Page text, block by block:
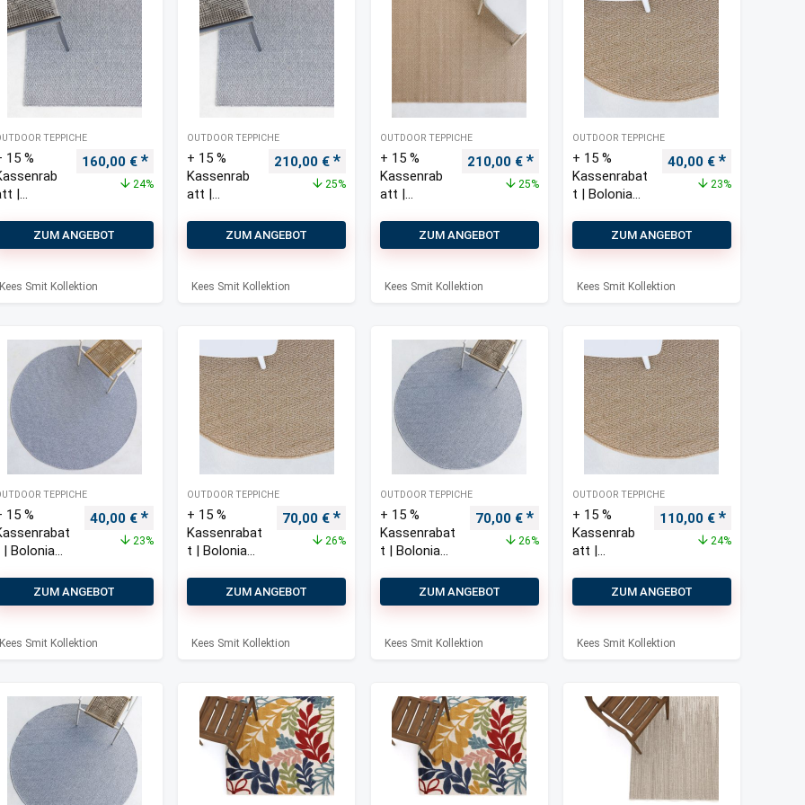
TEPPICHE
15 %
|
Ursprünglicher Preis war: 210,00 €
160,00 € Aktueller Preis ist: 160,00 €.
24%
ZUM ANGEBOT
Kees Smit Kollektion
OUTDOOR TEPPICHE
+ 15 %
Kassenrab
att |
Outdoor
Teppich
cm
Ursprünglicher Preis war: 280,00 €
210,00 € Aktueller Preis ist: 210,00 €.
25%
ZUM ANGEBOT
Kees Smit Kollektion
OUTDOOR TEPPICHE
+ 15 %
Kassenrab
att |
Outdoor
Teppich
cm
Ursprünglicher Preis war: 280,00 €
210,00 € Aktueller Preis ist: 210,00 €.
25%
ZUM ANGEBOT
Kees Smit Kollektion
OUTDOOR TEPPICHE
+ 15 %
Kassenrabat
t | Bolonia
Teppich ø
120 cm
Ursprünglicher Preis
40,00 € Aktueller
23%
ZUM ANGEBOT
Kees Smit Kollektion
TEPPICHE
15 %
Bolonia
ø
cm
Ursprünglicher Preis war: 52,00 €
40,00 € Aktueller Preis ist: 40,00 €.
23%
ZUM ANGEBOT
Kees Smit Kollektion
OUTDOOR TEPPICHE
+ 15 %
Kassenrabat
t | Bolonia
Teppich ø
160 cm
Ursprünglicher Preis war: 95,00 €
70,00 € Aktueller Preis ist: 70,00 €.
26%
ZUM ANGEBOT
Kees Smit Kollektion
OUTDOOR TEPPICHE
+ 15 %
Kassenrabat
t | Bolonia
Teppich ø
160 cm
Ursprünglicher Preis war: 95,00 €
70,00 € Aktueller Preis ist: 70,00 €.
26%
ZUM ANGEBOT
Kees Smit Kollektion
OUTDOOR TEPPICHE
+ 15 %
Kassenrab
att |
Outdoor
Teppich ø
Ursprünglicher Preis
110,00 € Aktueller
24%
ZUM ANGEBOT
Kees Smit Kollektion